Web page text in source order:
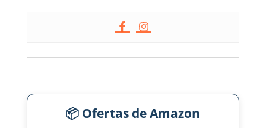
📦 Ofertas de Amazon